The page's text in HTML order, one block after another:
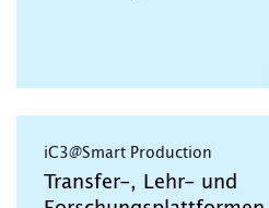
iC3@Smart Production
Transfer-, Lehr- und